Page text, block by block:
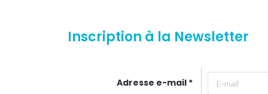
Inscription à la Newsletter
Adresse e-mail